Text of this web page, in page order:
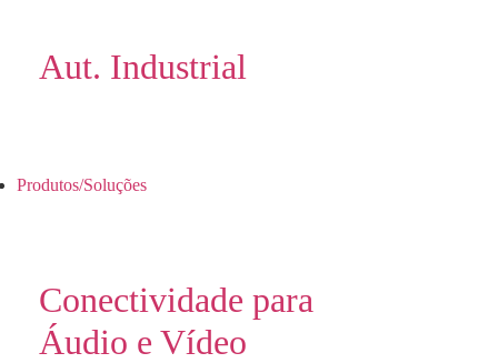
Aut. Industrial
Produtos/Soluções
Conectividade para
Áudio e Vídeo